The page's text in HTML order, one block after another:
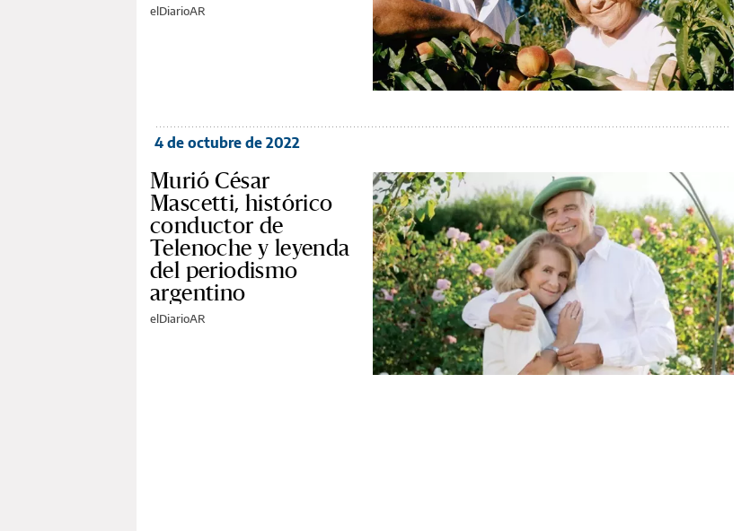
elDiarioAR
4 de octubre de 2022
Murió César
Mascetti, histórico
conductor de
Telenoche y leyenda
del periodismo
argentino
elDiarioAR